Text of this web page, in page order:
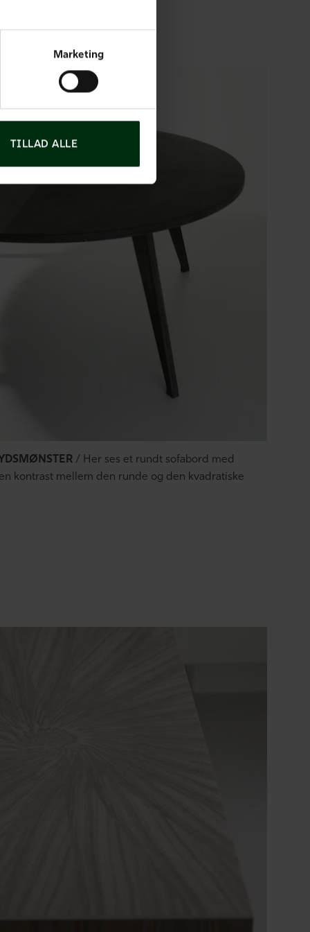
Marketing
TILLAD ALLE
/ Her ses et rundt sofabord med
kontrast mellem den runde og den kvadratiske